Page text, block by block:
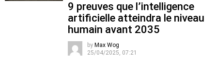
9 preuves que l’intelligence
artificielle atteindra le niveau
humain avant 2035
by Max Wog
25/04/2025, 07:21